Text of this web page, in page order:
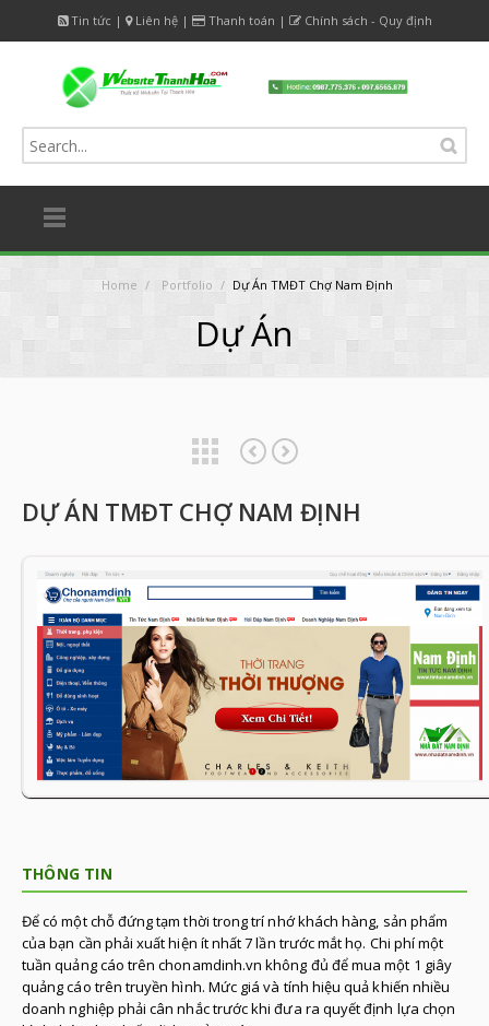
Tin tức| Liên hệ| Thanh toán | Chính sách - Quy định
Home / Portfolio / Dự Án TMĐT Chợ Nam Định
Dự Án
DỰ ÁN TMĐT CHỢ NAM ĐỊNH
THÔNG TIN
Để có một chỗ đứng tạm thời trong trí nhớ khách hàng, sản phẩm
của bạn cần phải xuất hiện ít nhất 7 lần trước mắt họ. Chi phí một
tuần quảng cáo trên chonamdinh.vn không đủ để mua một 1 giây
quảng cáo trên truyền hình. Mức giá và tính hiệu quả khiến nhiều
doanh nghiệp phải cân nhắc trước khi đưa ra quyết định lựa chọn